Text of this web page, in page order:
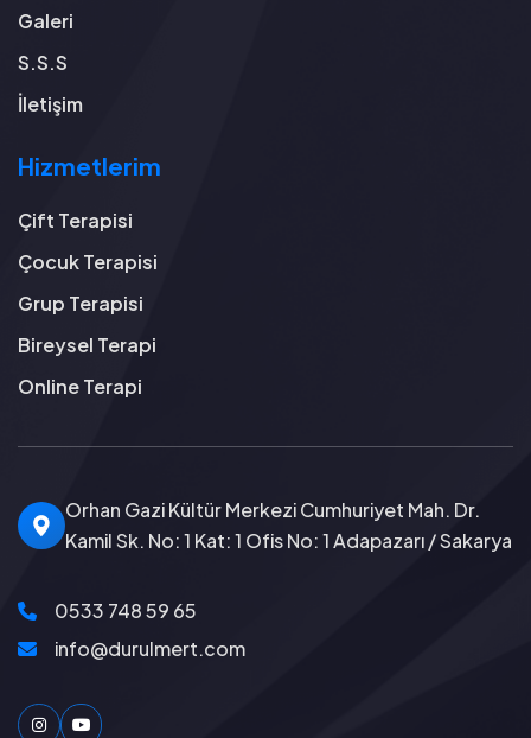
Galeri
S.S.S
İletişim
Hizmetlerim
Çift Terapisi
Çocuk Terapisi
Grup Terapisi
Bireysel Terapi
Online Terapi
Orhan Gazi Kültür Merkezi Cumhuriyet Mah. Dr.
Kamil Sk. No: 1 Kat: 1 Ofis No: 1 Adapazarı / Sakarya
0533 748 59 65
info@durulmert.com